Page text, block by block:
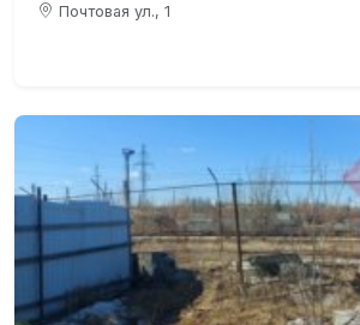
Почтовая ул., 1